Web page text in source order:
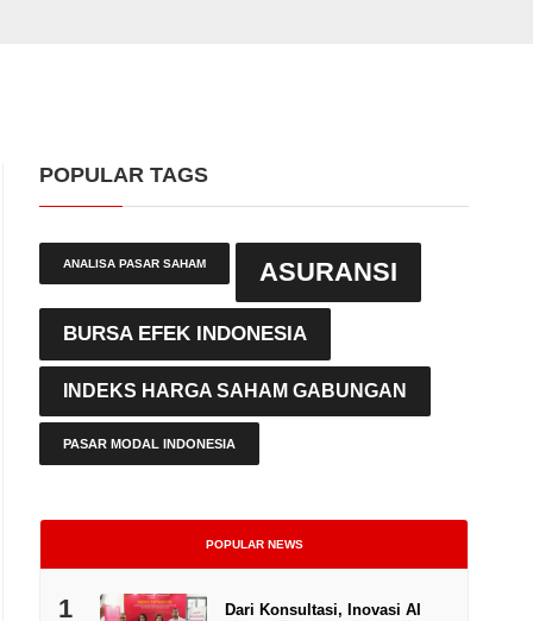
POPULAR TAGS
ANALISA PASAR SAHAM ASURANSI
BURSA EFEK INDONESIA
INDEKS HARGA SAHAM GABUNGAN
PASAR MODAL INDONESIA
POPULAR NEWS
1
Dari Konsultasi, Inovasi AI